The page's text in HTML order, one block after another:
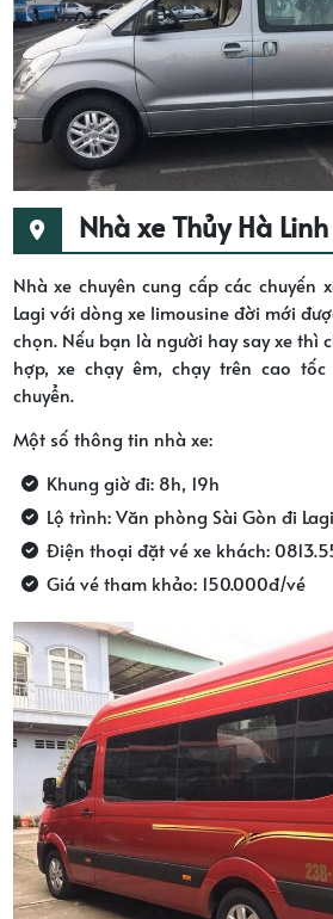
Nhà xe Thủy Hà Linh
Nhà xe chuyên cung cấp các chuyến
Lagi với dòng xe limousine đời mới
chọn. Nếu bạn là người hay say xe thì
hợp, xe chạy êm, chạy trên cao
chuyển.
Một số thông tin nhà xe:
Khung giờ đi: 8h, 19h
Lộ trình: Văn phòng Sài Gòn đi Lagi
Điện thoại đặt vé xe khách:
Giá vé tham khảo: 150.000đ/vé